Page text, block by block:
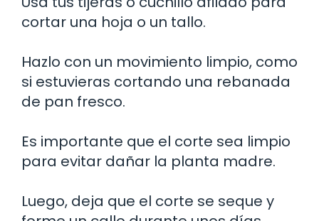
cortar una hoja o un tallo.
Hazlo con un movimiento limpio, como
si estuvieras cortando una rebanada
de pan fresco.
Es importante que el corte sea limpio
para evitar dañar la planta madre.
Luego, deja que el corte se seque y